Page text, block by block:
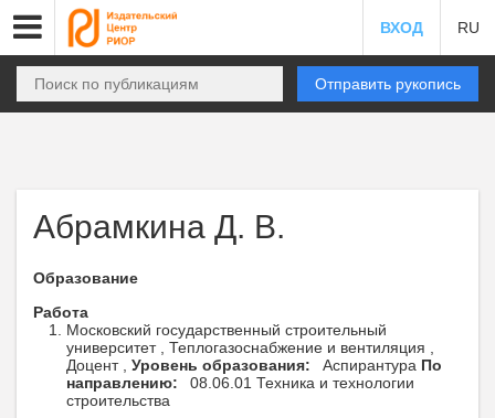
ВХОД RU
Отправить рукопись
Абрамкина Д. В.
Образование
Работа
Московский государственный строительный
университет , Теплогазоснабжение и вентиляция ,
Доцент , Уровень образования: Аспирантура По
направлению:
08.06.01 Техника и технологии
строительства